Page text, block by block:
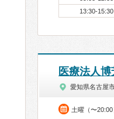
13:30-15:30
医療法人
愛知県名古屋
土曜（〜20:00